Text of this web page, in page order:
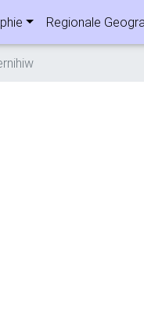
Regionale